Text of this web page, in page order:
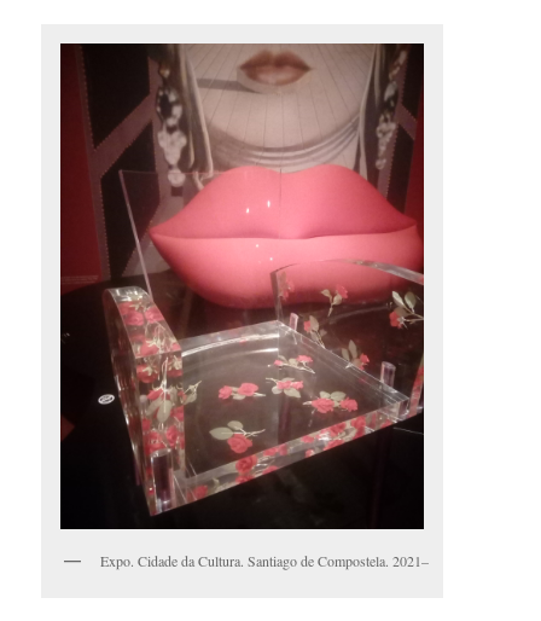
Expo. Cidade da Cultura. Santiago de Compostela. 2021–